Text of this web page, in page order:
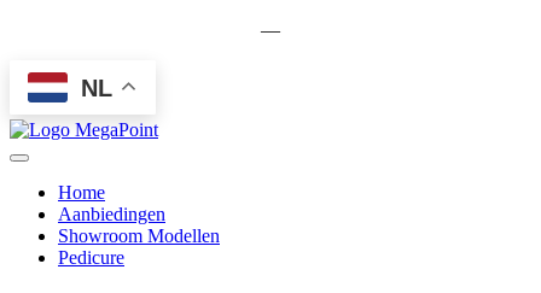
—
NL
Home
Aanbiedingen
Showroom Modellen
Pedicure